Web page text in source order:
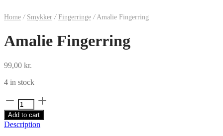
Home / Smykker / Fingerringe /Amalie Fingerring
Amalie Fingerring
99,00 kr.
4 in stock
Amalie
Fingerring
quantity
Add to cart
Description